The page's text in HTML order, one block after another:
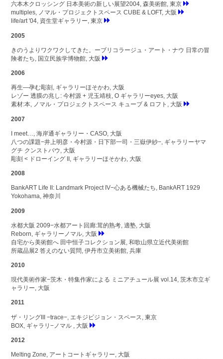
六本木クロッシング 日本美術の新しい展望2004, 森美術館, 東京
multiples, ノマル・プロジェクトスペース CUBE & LOFT, 大阪
life/art '04, 資生堂ギャラリー, 東京
2005
きのうよりワクワクしてきた。ーブリコラージュ・アート・ナウ 日常の冒
険者たち, 国立民族学博物館, 大阪
2006
再生—孕む彫刻, ギャラリーほそかわ, 大阪
レゾー 透膜の兆し: 今村源 + 児玉靖枝, O ギャラリーeyes, 大阪
素材:本, ノマル・プロジェクトスペース キューブ & ロフト, 大阪
2007
I meet…, 海岸通ギャラリー・CASO, 大阪
八つの課題−井上明彦・今村源・日下部一司・三嶽伊紗−, ギャラリーヤマ
グチ クンストバウ, 大阪
彫刻 < ドローイング II, ギャラリーほそかわ, 大阪
2008
BankART Life II: Landmark Project IV−心ある機械たち, BankART 1929
Yokohama, 神奈川
2009
水都大阪 2009−水都アート回廊:茸的熟考, 適塾, 大阪
Reborn, ギャラリーノマル, 大阪
自宅から美術館へ 田中恒子コレクション展, 和歌山県立近代美術館
所蔵品展2 答えのない質問, 伊丹市立美術館, 兵庫
2010
現代美術作家−茨木・特集作家による ミニアチュール展 vol.14, 茨木市立ギ
ャラリー, 大阪
2011
ザ・リングIII −trace−, エキジビジョン・スペース, 東京
BOX, ギャラリ−ノマル , 大阪
2012
Melting Zone, アートコートギャラリー, 大阪